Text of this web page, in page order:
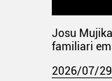
Josu
familiari
2026/07/29